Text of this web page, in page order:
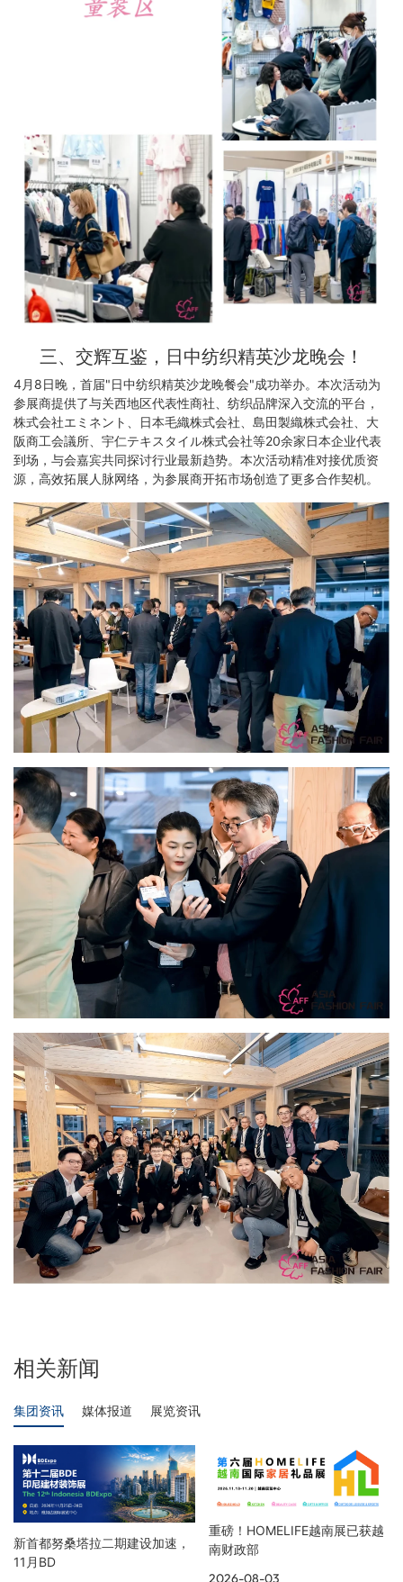
三、交辉互鉴，日中纺织精英沙龙晚会！
4月8日晚，首届"日中纺织精英沙龙晚餐会"成功举办。本次活动为
参展商提供了与关西地区代表性商社、纺织品牌深入交流的平台，
株式会社エミネント、日本毛織株式会社、島田製織株式会社、大
阪商工会議所、宇仁テキスタイル株式会社等20余家日本企业代表
到场，与会嘉宾共同探讨行业最新趋势。本次活动精准对接优质资
源，高效拓展人脉网络，为参展商开拓市场创造了更多合作契机。
相关新闻
集团资讯 媒体报道 展览资讯
新首都努桑塔拉二期建设加速，
11月BD
重磅！HOMELIFE越南展已获越
南财政部
2026-08-03